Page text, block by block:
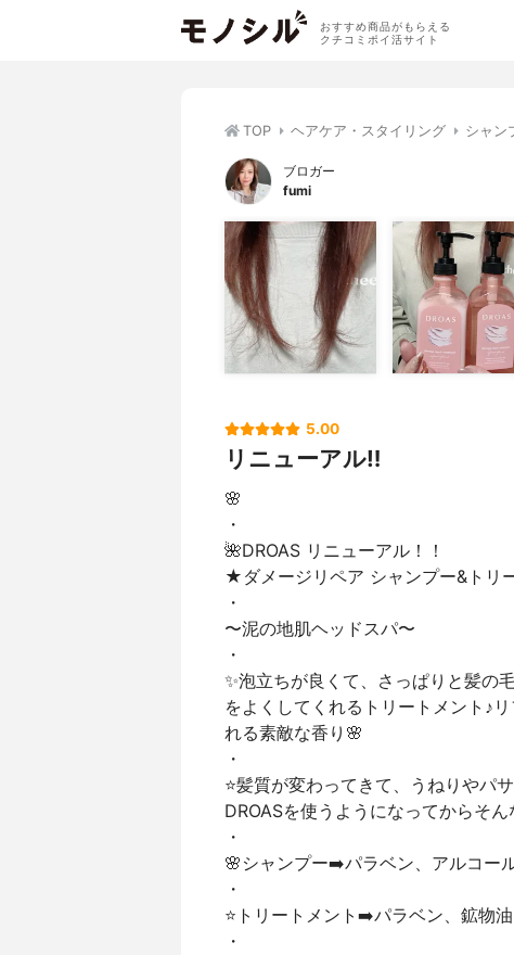
おすすめ商品がもらえる
クチコミポイ活サイト
TOP ヘアケア・スタイリング シャン
ブロガー
fumi
5.00
リニューアル‼️
🌸
・
🌺DROAS リニューアル！！
★ダメージリペア シャンプー&トリ
・
〜泥の地肌ヘッドスパ〜
・
✨泡立ちが良くて、さっぱりと髪の
をよくしてくれるトリートメント♪
れる素敵な香り🌸
・
⭐️髪質が変わってきて、うねりやパ
DROASを使うようになってからそ
・
🌸シャンプー➡️パラベン、アルコー
・
⭐️トリートメント➡️パラベン、鉱物
・